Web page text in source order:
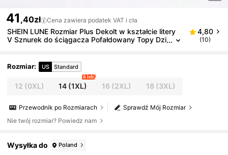
41 ,40zł Cena zawiera podatek VAT i cła
SHEIN LUNE Rozmiar Plus Dekolt w kształcie litery
V Sznurek do ściągacza Pofałdowany Topy Dzi
4,80
(10)
Rozmiar: US Standard
12 (0XL) 14 (1XL)
6 left
16 (2XL) 18 (3XL)
Sprawdź Mój Rozmiar
Przewodnik po Rozmiarach
Nie twój rozmiar? Powiedz nam
Wysyłka do Poland